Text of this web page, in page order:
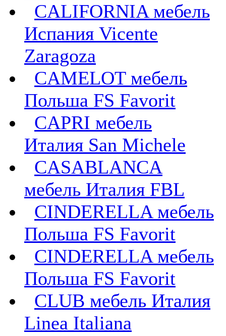
CALIFORNIA мебель
Испания Vicente
Zaragoza
CAMELOT мебель
Польша FS Favorit
CAPRI мебель
Италия San Michele
CASABLANCA
мебель Италия FBL
CINDERELLA мебель
Польша FS Favorit
CINDERELLA мебель
Польша FS Favorit
CLUB мебель Италия
Linea Italiana